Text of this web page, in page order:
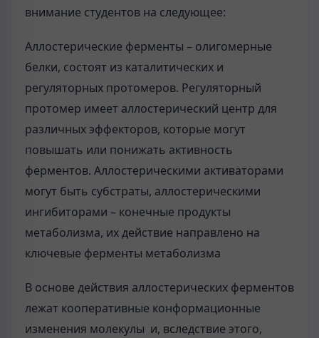
внимание студентов на следующее:
Аллостерические ферменты – олигомерные
белки, состоят из каталитических и
регуляторных протомеров. Регуляторный
протомер имеет аллостерический центр для
различных эффекторов, которые могут
повышать или понижать активность
ферментов. Аллостерическими активаторами
могут быть субстраты, аллостерическими
ингибиторами – конечные продукты
метаболизма, их действие направлено на
ключевые ферменты метаболизма
В основе действия аллостерических ферментов
лежат кооперативные конформационные
изменения молекулы и, вследствие этого,